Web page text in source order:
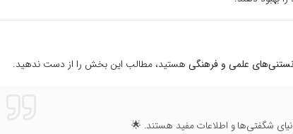
علمی و فرهنگی هستید، مطالب این بخش را از دست ندهید.
شگفتی‌ها و اطلاعات مفید هستند. 🌟